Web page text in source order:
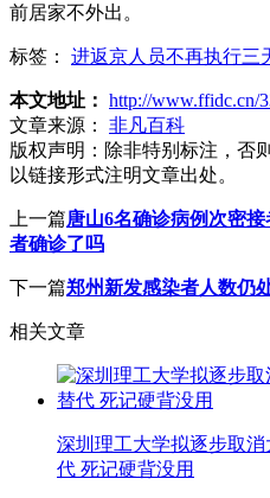
前居家不外出。
标签： 进返京人员不再执行三
本文地址： http://www.ffidc.cn/
文章来源：
非凡百科
版权声明： 除非特别标注，否
以链接形式注明文章出处。
上一篇唐山6名确诊病例次密
者确诊了吗
下一篇郑州新发感染者人数仍
相关文章
深圳理工大学拟逐步取
代 死记硬背没用